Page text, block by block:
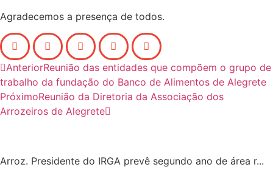
Agradecemos a presença de todos.
AnteriorReunião das entidades que compõem o grupo de
trabalho da fundação do Banco de Alimentos de Alegrete
PróximoReunião da Diretoria da Associação dos
Arrozeiros de Alegrete
Arroz. Presidente do IRGA prevê segundo ano de área r...